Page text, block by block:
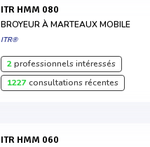
ITR HMM 080
BROYEUR À MARTEAUX MOBILE
ITR®
2professionnels intéressés
1227consultations récentes
ITR HMM 060